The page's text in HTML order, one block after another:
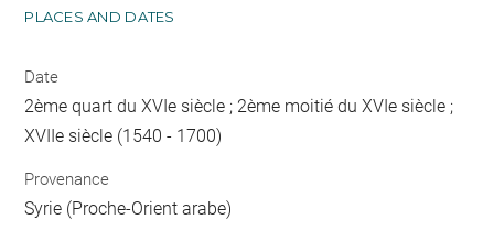
PLACES AND DATES
Date
2ème quart du XVIe siècle ; 2ème moitié du XVIe siècle ;
XVIIe siècle (1540 - 1700)
Provenance
Syrie (Proche-Orient arabe)